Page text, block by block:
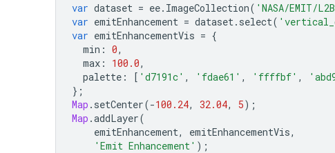
var dataset = ee. ImageCollection( 'NASA/EMIT/
var emitEnhancement = dataset. select(
var emitEnhancementVis = {
min : 0,
max : 100.0,
palette : [ 'd7191c' , 'fdae61' , 'ffffbf' ,
};
Map . setCenter(-100.24, 32.04, 5);
Map .addLayer(
emitEnhancement, emitEnhancementVis,
'Emit Enhancement' );